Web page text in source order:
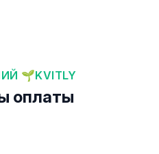
🌱KVITLY
оплаты